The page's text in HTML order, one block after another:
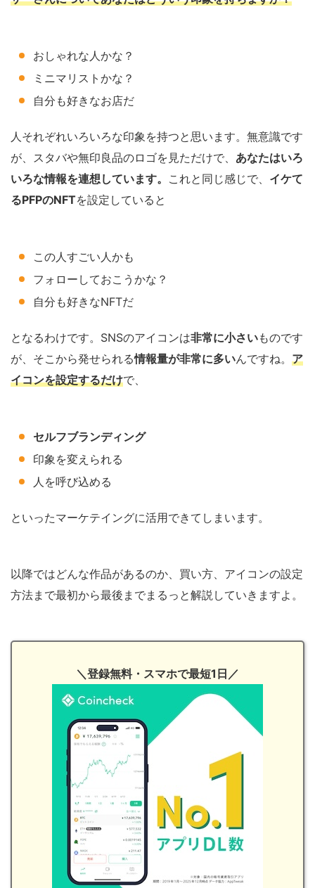
おしゃれな人かな？
ミニマリストかな？
自分も好きなお店だ
人それぞれいろいろな印象を持つと思います。無意識です
が、スタバや無印良品のロゴを見ただけで、 あなたはいろ
いろな情報を連想しています。 これと同じ感じで、 イケて
るPFPのNFTを設定していると
この人すごい人かも
フォローしておこうかな？
自分も好きなNFTだ
となるわけです。SNSのアイコンは非常に小さいものです
が、そこから発せられる情報量が非常に多いんですね。 ア
イコンを設定するだけで、
セルフブランディング
印象を変えられる
人を呼び込める
といったマーケテイングに活用できてしまいます。
以降ではどんな作品があるのか、買い方、アイコンの設定
方法まで最初から最後までまるっと解説していきますよ。
＼登録無料・スマホで最短1日／